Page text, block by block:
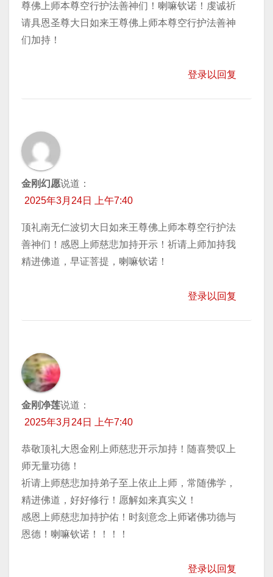
尊佛上师本尊空行护法善神们！喇嘛钦诺！虔诚祈
请具恩圣尊大日如来王尊佛上师本尊空行护法善神
们加持！
登录以回复
金刚幻愿说道：
2025年3月24日 上午7:40
顶礼南无仁波切大日如来王尊佛上师本尊空行护法
善神们！感恩上师慈悲加持开示！祈请上师加持我
精进佛道，早证菩提，喇嘛钦诺！
登录以回复
金刚净莲说道：
2025年3月24日 上午7:40
恭敬顶礼大恩金刚上师慈悲开示加持！随喜赞叹上
师无量功德！
祈请上师慈悲加持弟子至上依止上师，常随佛学，
精进佛道，好好修行！愿解如来真实义！
感恩上师慈悲加持护佑！时刻意念上师诸佛功德与
恩德！喇嘛钦诺！！！！
登录以回复